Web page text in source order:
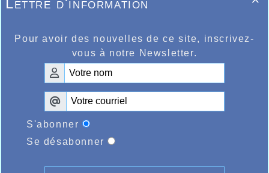
sur le 3000m très belle course également de Salim
Léo seront au départ du 1500m régional du meeting
de ce mardi 13 février avec l’espoir de s’améliorer
encore sur la distance.
Lettre d'information
Pour avoir des nouvelles de ce site, inscrivez-
vous à notre Newsletter.
S'abonner
Se désabonner